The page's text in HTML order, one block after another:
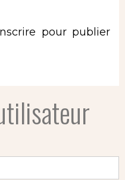
pour publier